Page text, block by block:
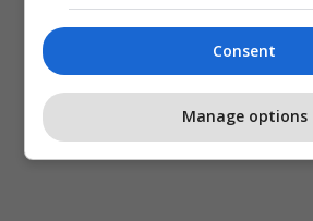
Consent
Manage options